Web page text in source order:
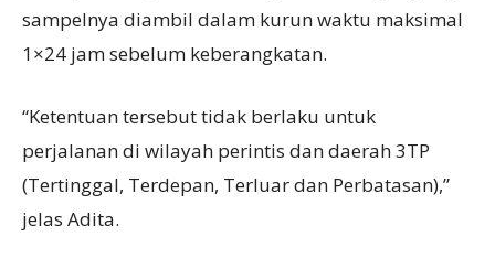
sampelnya diambil dalam kurun waktu maksimal
1×24 jam sebelum keberangkatan.
“Ketentuan tersebut tidak berlaku untuk
perjalanan di wilayah perintis dan daerah 3TP
(Tertinggal, Terdepan, Terluar dan Perbatasan),”
jelas Adita.